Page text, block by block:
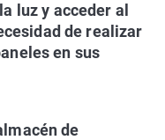
luz y acceder al
de realizar
en sus
de